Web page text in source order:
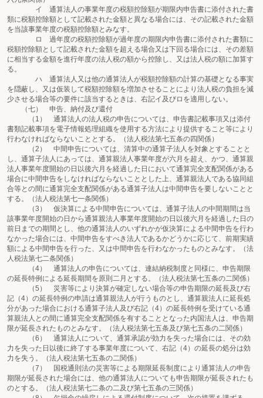
イ 通算法人の事業年度の税額控除額が期限内申告書に添付された書
類に税額控除額として記載された金額と異なる場合には、その記載された金額
を当該事業年度の税額控除額とみなす。
ロ 過年度の税額控除額が過年度の期限内申告書に添付された書類に
税額控除額として記載された金額を超える場合又は下回る場合には、その差額
に相当する金額を進行年度の法人税の額から控除し、又は法人税の額に加算す
る。
ハ 通算法人又は他の通算法人が税額控除額の計算の基礎となる事実
を隠蔽し、又は仮装して税額控除額を増加させることにより法人税の負担を減
少させる場合等の要件に該当するときは、右記イ及びロを適用しない。
（七） 申告、納付及び還付
（1） 通算法人の法人税の申告については、申告書記載事項又は添付
書類記載事項を電子情報処理組織を使用する方法により提供すること等により
行わなければならないこととする。（法人税法第七五条の四関係）
（2） 中間申告については、清算中の通算子法人を対象とすることと
し、通算子法人にあっては、通算親法人事業年度が六月を超え、かつ、通算親
法人事業年度開始の日以後六月を経過した日において通算完全支配関係がある
場合に中間申告をしなければならないこととした上、通算親法人である協同組
合等との間に通算完全支配関係がある通算子法人は中間申告を要しないことと
する。（法人税法第七一条関係）
（3） 仮決算による中間申告については、通算子法人の中間期間は当
該事業年度開始の日から通算親法人事業年度開始の日以後六月を経過した日の
前日までの期間とし、他の通算法人のいずれかが仮決算による中間申告を行わ
なかった場合には、中間申告をすべき法人であるかどうかに応じて、前期実績
額による中間申告を行った、又は中間申告を行わなかったものとみなす。（法
人税法第七二条関係）
（4） 通算法人の申告については、連結納税制度と同様に、申告期限
の延長特例による延長期間を原則二月とする。（法人税法第七五条の二関係）
（5） 災害等により決算が確定しない場合等の申告期限の延長及び右
記（4）の延長特例の申請は通算親法人が行うものとし、通算親法人に延長処
分があった場合における通算子法人及び右記（4）の延長特例を受けている通
算親法人との間に通算完全支配関係を有することとなった内国法人は、申告期
限が延長されたものとみなす。（法人税法第七五条及び第七五条の二関係）
（6） 通算法人について、通算承認が効力を失った場合には、その効
力を失った日以後に終了する事業年度について、右記（4）の延長の処分は効
力を失う。（法人税法第七五条の二関係）
（7） 国税通則法の災害等による期限延長制度により通算法人の申告
期限が延長された場合には、他の通算法人についても申告期限が延長されたも
のとする。（法人税法第七二条の二及び第七五条の三関係）